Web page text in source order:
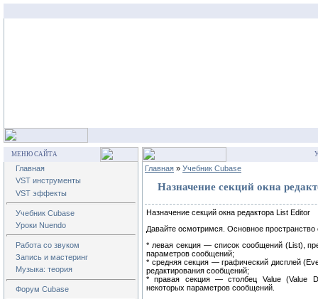
МЕНЮ САЙТА
Главная
VST инструменты
VST эффекты
Учебник Cubase
Уроки Nuendo
Работа со звуком
Запись и мастеринг
Музыка: теория
Форум Cubase
Главная » Учебник Cubase
Назначение секций окна
Назначение секций окна редактора List Editor
Давайте осмотримся. Основное пространство
* левая секция — список сообщений (List),
параметров сообщений;
* средняя секция — графический дисплей
редактирования сообщений;
* правая секция — столбец Value (Value
некоторых параметров сообщений.